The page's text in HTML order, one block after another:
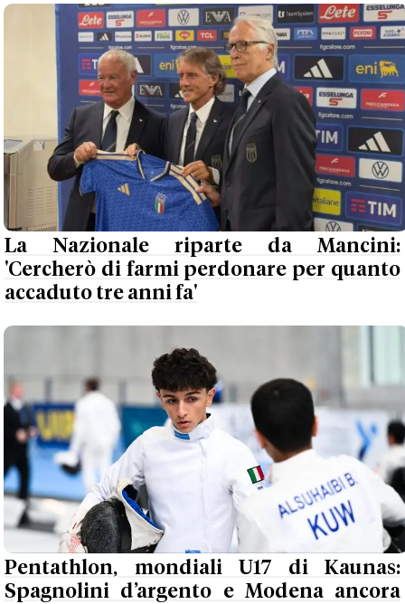
La Nazionale riparte da Mancini:
'Cercherò di farmi perdonare per quanto
accaduto tre anni fa'
Pentathlon, mondiali U17 di Kaunas:
Spagnolini d’argento e Modena ancora